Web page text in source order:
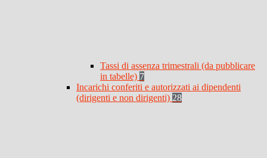
Tassi di assenza trimestrali (da pubblicare
in tabelle) 7
Incarichi conferiti e autorizzati ai dipendenti
(dirigenti e non dirigenti) 28